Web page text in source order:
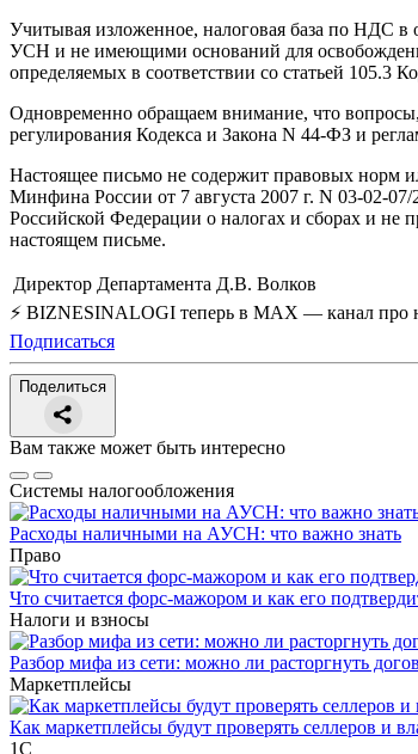
Учитывая изложенное, налоговая база по НДС
УСН и не имеющими оснований для освобождения
определяемых в соответствии со статьей 105.3
Одновременно обращаем внимание, что
регулирования Кодекса и Закона N 44-ФЗ и
Настоящее письмо не содержит правовых норм
Минфина России от 7 августа 2007 г. N 03-02-
Российской Федерации о налогах и сборах и не
настоящем письме.
Директор Департамента Д.В. Волков
⚡ BIZNESINALOGI теперь в MAX — канал про
Подписаться
Поделиться
Вам также может быть интересно
Системы налогообложения
Расходы наличными на АУСН: что важно знать
Право
Что считается форс-мажором и как его
Налоги и взносы
Разбор мифа из сети: можно ли расторгнуть
Маркетплейсы
Как маркетплейсы будут проверять селлеров и
1С